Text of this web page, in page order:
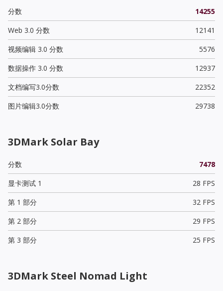
分数
14255
Web 3.0 分数
12141
视频编辑 3.0 分数
5576
数据操作 3.0 分数
12937
文档编写3.0分数
22352
图片编辑3.0分数
29738
3DMark Solar Bay
分数
7478
显卡测试 1
28 FPS
第 1 部分
32 FPS
第 2 部分
29 FPS
第 3 部分
25 FPS
3DMark Steel Nomad Light